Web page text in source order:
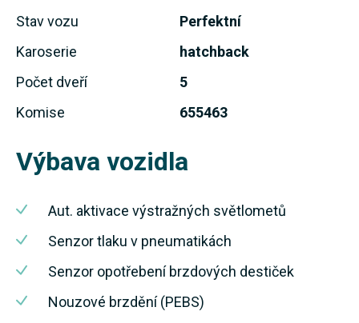
Stav vozu
Perfektní
Karoserie
hatchback
Počet dveří
5
Komise
655463
Výbava vozidla
Aut. aktivace výstražných světlometů
Senzor tlaku v pneumatikách
Senzor opotřebení brzdových destiček
Nouzové brzdění (PEBS)